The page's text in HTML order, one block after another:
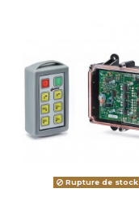
Rupture de stock